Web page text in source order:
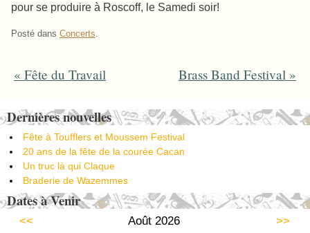
pour se produire à Roscoff, le Samedi soir!
Posté dans Concerts
Post navigation
« Fête du Travail Brass Band Festival »
Dernières nouvelles
Fête à Toufflers et Moussem Festival
20 ans de la fête de la courée Cacan
Un truc là qui Claque
Braderie de Wazemmes
Dates à Venir
<< Août 2026 >>